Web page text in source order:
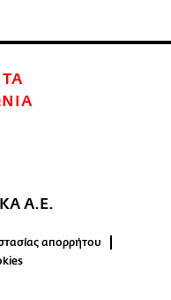
Α.Ε.
απορρήτου